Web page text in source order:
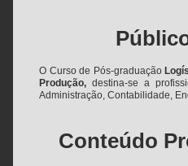
O Curso de Pós-graduação
Produção, destina-se a
Administração, Contabilidade,
Conteúdo